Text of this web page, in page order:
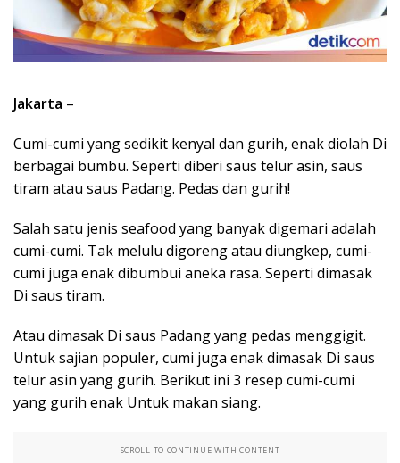
Jakarta –
Cumi-cumi yang sedikit kenyal dan gurih, enak diolah Di
berbagai bumbu. Seperti diberi saus telur asin, saus
tiram atau saus Padang. Pedas dan gurih!
Salah satu jenis seafood yang banyak digemari adalah
cumi-cumi. Tak melulu digoreng atau diungkep, cumi-
cumi juga enak dibumbui aneka rasa. Seperti dimasak
Di saus tiram.
Atau dimasak Di saus Padang yang pedas menggigit.
Untuk sajian populer, cumi juga enak dimasak Di saus
telur asin yang gurih. Berikut ini 3 resep cumi-cumi
yang gurih enak Untuk makan siang.
SCROLL TO CONTINUE WITH CONTENT